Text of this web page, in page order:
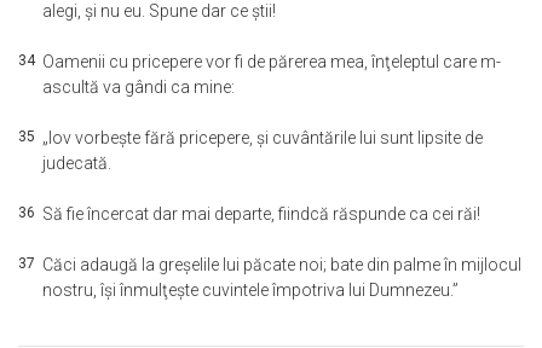
alegi, şi nu eu. Spune dar ce ştii!
34 Oamenii cu pricepere vor fi de părerea mea, înţeleptul care m-
ascultă va gândi ca mine:
35 „Iov vorbeşte fără pricepere, şi cuvântările lui sunt lipsite de
judecată.
36 Să fie încercat dar mai departe, fiindcă răspunde ca cei răi!
37 Căci adaugă la greşelile lui păcate noi; bate din palme în mijlocul
nostru, îşi înmulţeşte cuvintele împotriva lui Dumnezeu.”